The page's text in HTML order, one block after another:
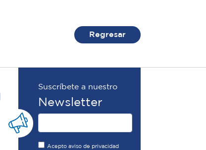
Regresar
Suscríbete a nuestro
Newsletter
Acepto aviso de privacidad